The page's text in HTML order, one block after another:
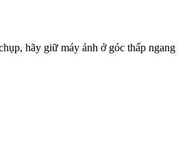
hãy giữ máy ảnh ở góc thấp ngang